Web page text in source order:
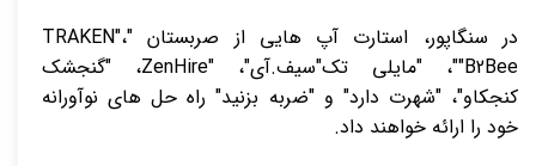
در سنگاپور، استارت آپ هایی از صربستان "TRAKEN"،
"B2Bee"، "مایلی تک"سیف.آی"، "ZenHire، "گنجشک
کنجکاو"، "شهرت دارد" و "ضربه بزنید" راه حل های نوآورانه
خود را ارائه خواهند داد.